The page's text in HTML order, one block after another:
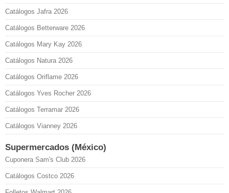
Catálogos Jafra 2026
Catálogos Betterware 2026
Catálogos Mary Kay 2026
Catálogos Natura 2026
Catálogos Oriflame 2026
Catálogos Yves Rocher 2026
Catálogos Terramar 2026
Catálogos Vianney 2026
Supermercados (México)
Cuponera Sam's Club 2026
Catálogos Costco 2026